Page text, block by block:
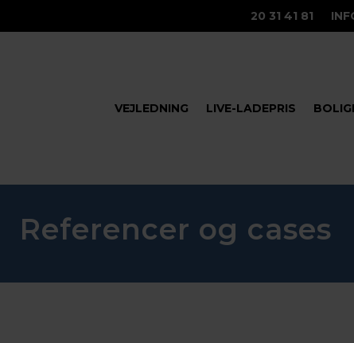
20 31 41 81
VEJLEDNING LIVE-LADEPRIS
Referencer og cases